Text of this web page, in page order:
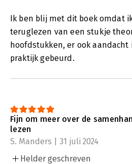
Ik ben blij met dit boek omdat
teruglezen van een stukje
hoofdstukken, er ook
praktijk gebeurd.
Fijn om meer over de
lezen
S. Manders | 31 juli 2024
Helder geschreven